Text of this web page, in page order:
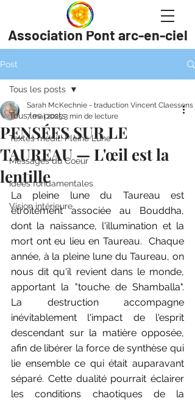
Association Pont arc-en-ciel
Post
Tous les posts
Textes médit. Pleine Lune
Messages du Coeur
Idées fondamentales
Vision intérieure
Tous les posts
PENSÉES SUR LE
TAUREAU — L'œil est la
lentille
Sarah McKechnie - traduction Vincent Claessens
7 mai 20253 min de lecture
La pleine lune du Taureau est
étroitement associée au Bouddha,
dont la naissance, l'illumination et la
mort ont eu lieu en Taureau.  Chaque
année, à la pleine lune du Taureau, on
nous dit qu'il revient dans le monde,
apportant la "touche de Shamballa".
La destruction accompagne
inévitablement l'impact de l'esprit
descendant sur la matière opposée,
afin de libérer la force de synthèse qui
lie ensemble ce qui était auparavant
séparé. Cette dualité pourrait éclairer
les conditions chaotiques de la